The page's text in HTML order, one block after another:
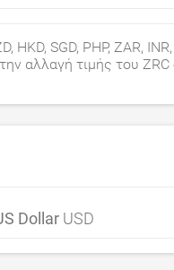
SGD, PHP, ZAR,
αλλαγή τιμής του
Dollar USD